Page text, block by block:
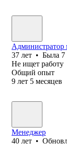
Администратор
37 лет • Была 7
Не ищет работу
Общий опыт
9 лет 5 месяцев
Менеджер
40 лет •